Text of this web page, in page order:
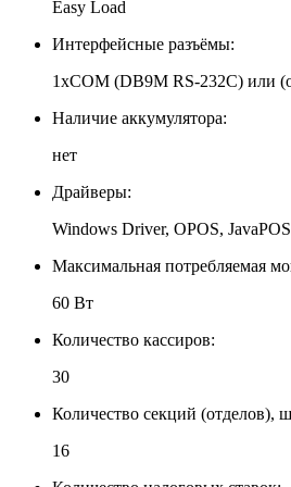
Easy Load
Интерфейсные разъёмы:
1xCOM (DB9M RS-232C) или
Наличие аккумулятора:
нет
Драйверы:
Windows Driver, OPOS, JavaPOS
Максимальная потребляемая
60 Вт
Количество кассиров:
30
Количество секций (отделов),
16